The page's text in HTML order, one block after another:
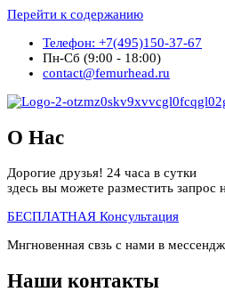
Перейти к содержанию
Телефон: +7(495)150-37-67
Пн-Сб (9:00 - 18:00)
contact@femurhead.ru
О Нас
Дорогие друзья! 24 часа в сутки
здесь вы можете разместить запрос
БЕСПЛАТНАЯ Консультация
Мнгновенная свзь с нами в
Наши контакты